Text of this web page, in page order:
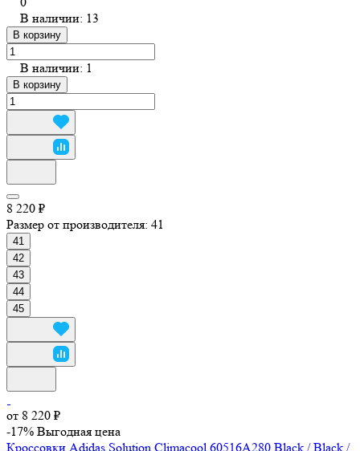
В наличии: 13
В корзину
В наличии: 1
В корзину
8 220 ₽
Размер от производителя: 41
41
42
43
44
45
от 8 220 ₽
-17% Выгодная цена
Кроссовки Adidas Solution Climacool 60516A280 Black / Black /